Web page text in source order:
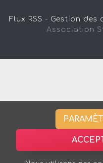
Flux RSS - Gestion des
Association